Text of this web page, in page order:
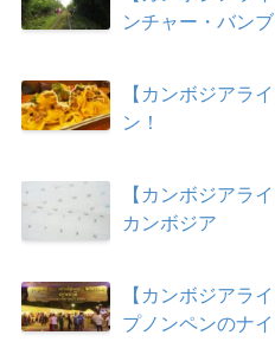
ンチャー・バン
【カンボジアラ
ン！
【カンボジアラ
カンボジア
【カンボジアラ
プノンペンのナ